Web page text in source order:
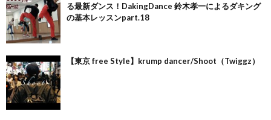
る最新ダンス！DakingDance 鈴木孝一によるダキング
の基本レッスンpart.18
【東京 free Style】krump dancer/Shoot（Twiggz）